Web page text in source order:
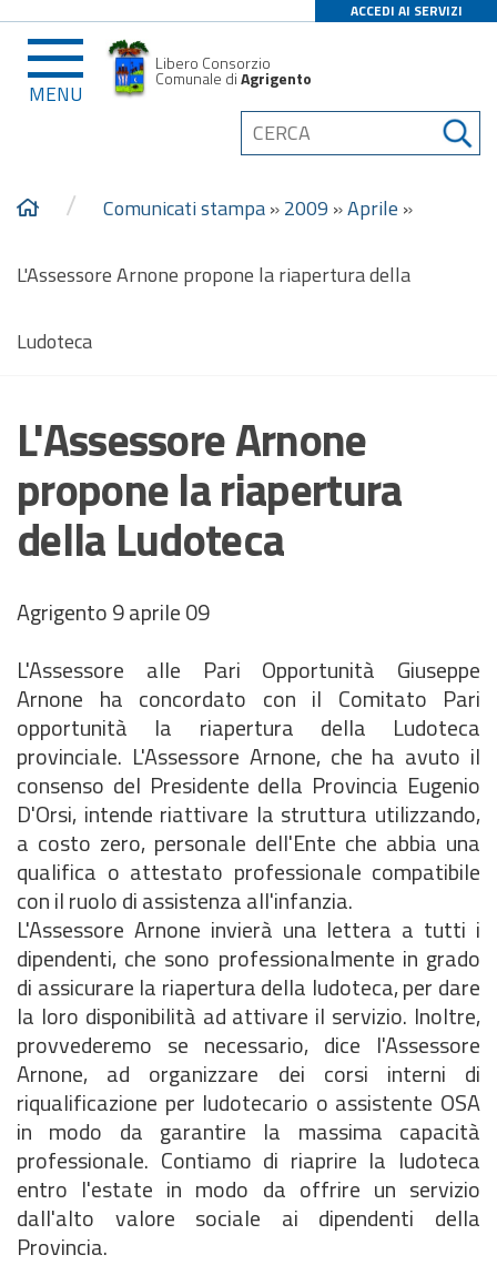
ACCEDI AI SERVIZI
MENU
Libero Consorzio
Comunale diAgrigento
/ Comunicati stampa»2009 »Aprile »
L'Assessore Arnone propone la riapertura della
Ludoteca
L'Assessore Arnone
propone la riapertura
della Ludoteca
Agrigento 9 aprile 09
L'Assessore alle Pari Opportunità Giuseppe
Arnone ha concordato con il Comitato Pari
opportunità la riapertura della Ludoteca
provinciale. L'Assessore Arnone, che ha avuto il
consenso del Presidente della Provincia Eugenio
D'Orsi, intende riattivare la struttura utilizzando,
a costo zero, personale dell'Ente che abbia una
qualifica o attestato professionale compatibile
con il ruolo di assistenza all'infanzia.
L'Assessore Arnone invierà una lettera a tutti i
dipendenti, che sono professionalmente in grado
di assicurare la riapertura della ludoteca, per dare
la loro disponibilità ad attivare il servizio. Inoltre,
provvederemo se necessario, dice l'Assessore
Arnone, ad organizzare dei corsi interni di
riqualificazione per ludotecario o assistente OSA
in modo da garantire la massima capacità
professionale. Contiamo di riaprire la ludoteca
entro l'estate in modo da offrire un servizio
dall'alto valore sociale ai dipendenti della
Provincia.